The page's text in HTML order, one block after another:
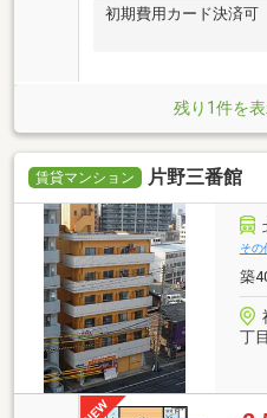
初期費用カード決済可
残り1件を
賃貸マンション 片野三番館
その
築
丁目